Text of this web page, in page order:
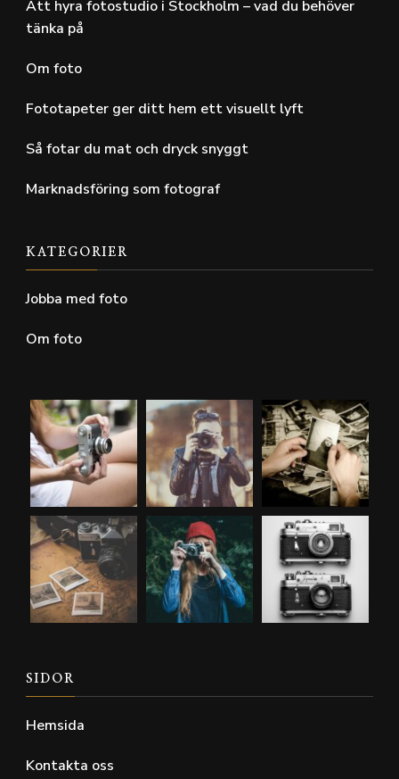
Att hyra fotostudio i Stockholm – vad du behöver
tänka på
Om foto
Fototapeter ger ditt hem ett visuellt lyft
Så fotar du mat och dryck snyggt
Marknadsföring som fotograf
KATEGORIER
Jobba med foto
Om foto
SIDOR
Hemsida
Kontakta oss